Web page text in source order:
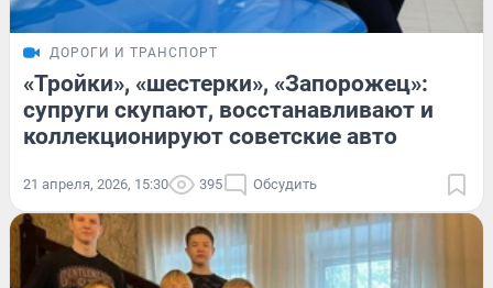
ДОРОГИ И ТРАНСПОРТ
«Тройки», «шестерки», «Запорожец»:
супруги скупают, восстанавливают и
коллекционируют советские авто
21 апреля, 2026, 15:30 395 Обсудить